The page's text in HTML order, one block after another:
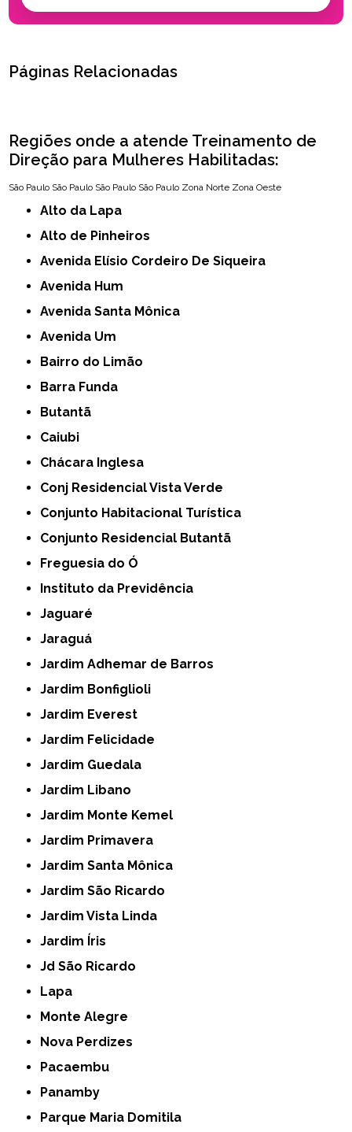
Páginas Relacionadas
Regiões onde a atende Treinamento de
Direção para Mulheres Habilitadas:
São Paulo São Paulo São Paulo São Paulo Zona Norte Zona Oeste
Alto da Lapa
Alto de Pinheiros
Avenida Elísio Cordeiro De Siqueira
Avenida Hum
Avenida Santa Mônica
Avenida Um
Bairro do Limão
Barra Funda
Butantã
Caiubi
Chácara Inglesa
Conj Residencial Vista Verde
Conjunto Habitacional Turística
Conjunto Residencial Butantã
Freguesia do Ó
Instituto da Previdência
Jaguaré
Jaraguá
Jardim Adhemar de Barros
Jardim Bonfiglioli
Jardim Everest
Jardim Felicidade
Jardim Guedala
Jardim Libano
Jardim Monte Kemel
Jardim Primavera
Jardim Santa Mônica
Jardim São Ricardo
Jardim Vista Linda
Jardim Íris
Jd São Ricardo
Lapa
Monte Alegre
Nova Perdizes
Pacaembu
Panamby
Parque Maria Domitila